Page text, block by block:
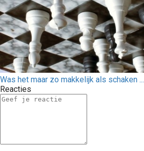
Was het maar zo makkelijk als schaken ...
Reacties